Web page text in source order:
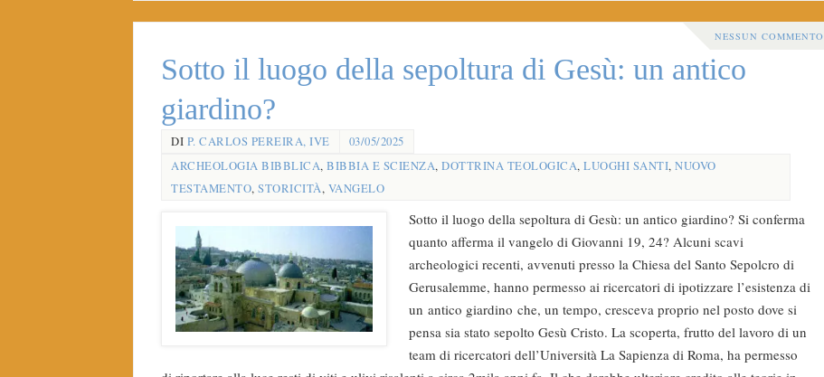
NESSUN COMMENTO
Sotto il luogo della sepoltura di Gesù: un antico
giardino?
DI P. CARLOS PEREIRA, IVE
03/05/2025
ARCHEOLOGIA BIBBLICA, BIBBIA E SCIENZA, DOTTRINA TEOLOGICA, LUOGHI SANTI, NUOVO
TESTAMENTO, STORICITÀ, VANGELO
Sotto il luogo della sepoltura di Gesù: un antico giardino? Si conferma
quanto afferma il vangelo di Giovanni 19, 24? Alcuni scavi
archeologici recenti, avvenuti presso la Chiesa del Santo Sepolcro di
Gerusalemme, hanno permesso ai ricercatori di ipotizzare l’esistenza di
un antico giardino che, un tempo, cresceva proprio nel posto dove si
pensa sia stato sepolto Gesù Cristo. La scoperta, frutto del lavoro di un
team di ricercatori dell’Università La Sapienza di Roma, ha permesso